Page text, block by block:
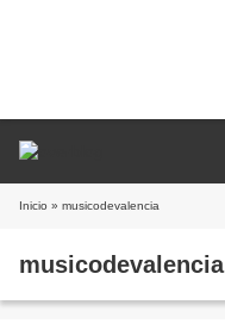
Inicio » musicodevalencia
musicodevalencia